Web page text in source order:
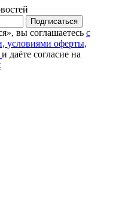
Подписаться
вы соглашаетесь с
условиями оферты,
и даёте согласие на